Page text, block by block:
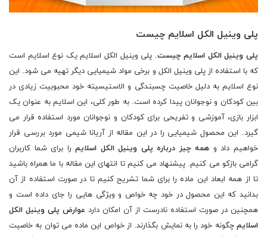
پلی وینیل الکل اسلایم چیست
پلی وینیل الکل اسلایم چیست. پلی وینیل الکل اسلایم یک نوع اسلایم است
که با استفاده از پلی وینیل الکل و برخی مواد شیمیایی دیگر تهیه می شود. این
نوع اسلایم به دلیل خاصیت چسبندگی و الاستیسیته خود محبوبیت زیادی در
بین کودکان و نوجوانان پیدا کرده است. به طور کلی، این اسلایم به عنوان یک
ابزار بازی، آموزشی و تفریحی برای کودکان و نوجوانان مورد استفاده قرار می
گیرد. این محصول شیمیایی را در این مقاله از آریانا شیمی مورد بررسی قرار
خواهیم داد و همه چیز درباره پلی وینیل الکل اسلایمرا برای شما کاربران
گرامی بازکو می کنیم. پیشنهاد می کنیم تا انتهای این مقاله با ما همراه باشید
تا از همه ابعاد این ماده را برای شما تشریح کنیم تا در صورت استفاده از آن
بدانید که این محصول در خود چه خواص و ویژگی هایی را جای داده است و
همچنین در صورت استفاده نادرست از آن امکان دارد عوارض پلی وینیل الکل
اسلایم چگونه خود را به نمایش بگذارند. از خواص این ماده می توان به خاصیت